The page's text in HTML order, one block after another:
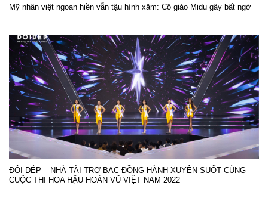
Mỹ nhân việt ngoan hiền vẫn tậu hình xăm: Cô giáo Midu gây bất ngờ
ĐÔI DÉP – NHÀ TÀI TRỢ BẠC ĐỒNG HÀNH XUYÊN SUỐT CÙNG
CUỘC THI HOA HẬU HOÀN VŨ VIỆT NAM 2022